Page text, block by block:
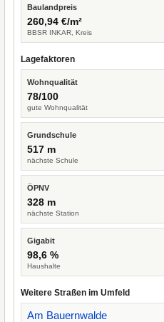
Baulandpreis
260,94 €/m²
BBSR INKAR, Kreis
Lagefaktoren
Wohnqualität
78/100
gute Wohnqualität
Grundschule
517 m
nächste Schule
ÖPNV
328 m
nächste Station
Gigabit
98,6 %
Haushalte
Weitere Straßen im Umfeld
Am Bauernwalde